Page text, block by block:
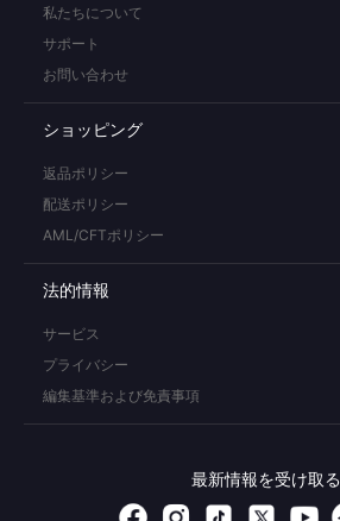
私たちについて
サポート
お問い合わせ
ショッピング
返品ポリシー
配送ポリシー
AML/CFTポリシー
法的情報
サービス
プライバシー
編集基準および免責事項
最新情報を受け取る